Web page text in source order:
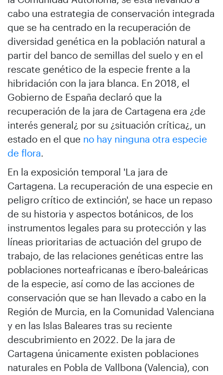
cabo una estrategia de conservación integrada
que se ha centrado en la recuperación de
diversidad genética en la población natural a
partir del banco de semillas del suelo y en el
rescate genético de la especie frente a la
hibridación con la jara blanca. En 2018, el
Gobierno de España declaró que la
recuperación de la jara de Cartagena era ¿de
interés general¿ por su ¿situación crítica¿, un
estado en el que no hay ninguna otra especie
de flora.
En la exposición temporal 'La jara de
Cartagena. La recuperación de una especie en
peligro crítico de extinción', se hace un repaso
de su historia y aspectos botánicos, de los
instrumentos legales para su protección y las
líneas prioritarias de actuación del grupo de
trabajo, de las relaciones genéticas entre las
poblaciones norteafricanas e íbero-baleáricas
de la especie, así como de las acciones de
conservación que se han llevado a cabo en la
Región de Murcia, en la Comunidad Valenciana
y en las Islas Baleares tras su reciente
descubrimiento en 2022. De la jara de
Cartagena únicamente existen poblaciones
naturales en Pobla de Vallbona (Valencia), con